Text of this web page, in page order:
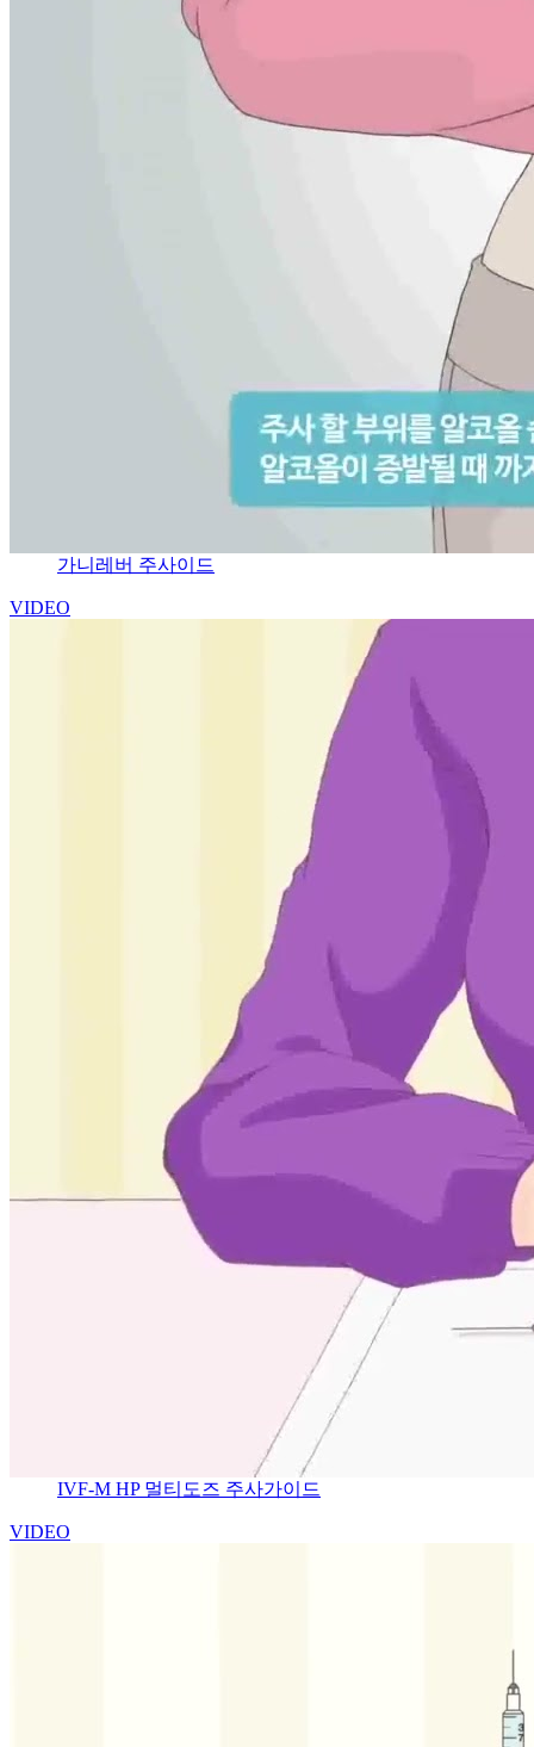
가니레버 주사이드
VIDEO
IVF-M HP 멀티도즈 주사가이드
VIDEO